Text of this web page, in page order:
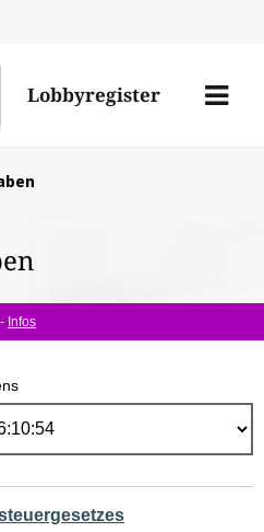
Lobbyregister
Menü
Infos